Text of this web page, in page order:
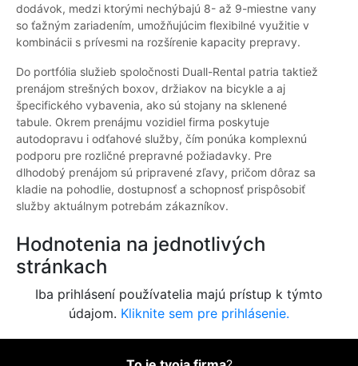
dodávok, medzi ktorými nechýbajú 8- až 9-miestne vany
so ťažným zariadením, umožňujúcim flexibilné využitie v
kombinácii s prívesmi na rozšírenie kapacity prepravy.
Do portfólia služieb spoločnosti Duall-Rental patria taktiež
prenájom strešných boxov, držiakov na bicykle a aj
špecifického vybavenia, ako sú stojany na sklenené
tabule. Okrem prenájmu vozidiel firma poskytuje
autodopravu i odťahové služby, čím ponúka komplexnú
podporu pre rozličné prepravné požiadavky. Pre
dlhodobý prenájom sú pripravené zľavy, pričom dôraz sa
kladie na pohodlie, dostupnosť a schopnosť prispôsobiť
služby aktuálnym potrebám zákazníkov.
Hodnotenia na jednotlivých
stránkach
Iba prihlásení používatelia majú prístup k týmto
údajom. Kliknite sem pre prihlásenie.